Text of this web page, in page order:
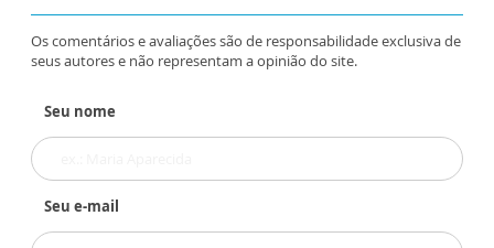
Os comentários e avaliações são de responsabilidade exclusiva de
seus autores e não representam a opinião do site.
Seu nome
Seu e-mail